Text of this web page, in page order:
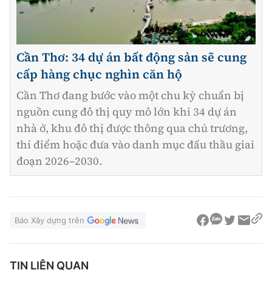
Cần Thơ: 34 dự án bất động sản sẽ cung
cấp hàng chục nghìn căn hộ
Cần Thơ đang bước vào một chu kỳ chuẩn bị
nguồn cung đô thị quy mô lớn khi 34 dự án
nhà ở, khu đô thị được thông qua chủ trương,
thí điểm hoặc đưa vào danh mục đấu thầu giai
đoạn 2026–2030.
Báo Xây dựng trên
TIN LIÊN QUAN